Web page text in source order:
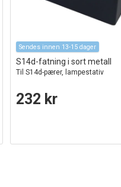
Sendes innen 13-15 dager
S14d-fatning i sort metall
Til S14d-pærer, lampestativ
232 kr